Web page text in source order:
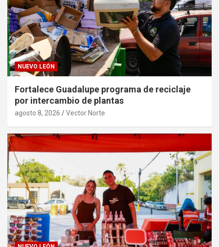
NUEVO LEÓN
Fortalece Guadalupe programa de reciclaje
por intercambio de plantas
agosto 8, 2026 Vector Norte